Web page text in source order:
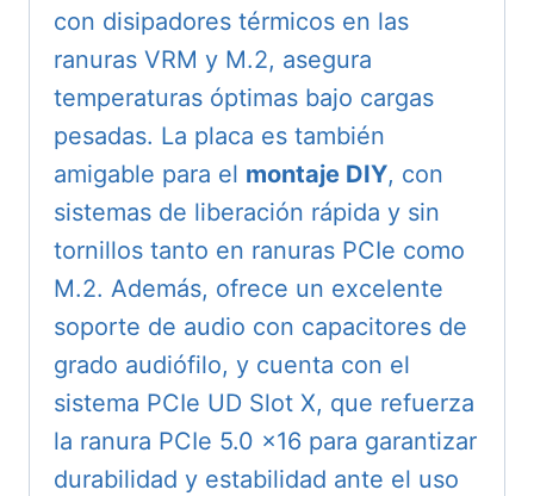
con disipadores térmicos en las
ranuras VRM y M.2, asegura
temperaturas óptimas bajo cargas
pesadas. La placa es también
amigable para el montaje DIY, con
sistemas de liberación rápida y sin
tornillos tanto en ranuras PCIe como
M.2. Además, ofrece un excelente
soporte de audio con capacitores de
grado audiófilo, y cuenta con el
sistema PCIe UD Slot X, que refuerza
la ranura PCIe 5.0 x16 para garantizar
durabilidad y estabilidad ante el uso